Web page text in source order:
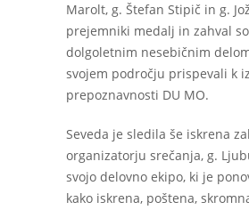
Marolt, g. Štefan Stipič in g.
prejemniki medalj in zahval
dolgoletnim nesebičnim
svojem področju prispevali k
prepoznavnosti DU MO.
Seveda je sledila še iskrena
organizatorju srečanja, g.
svojo delovno ekipo, ki je
kako iskrena, poštena,